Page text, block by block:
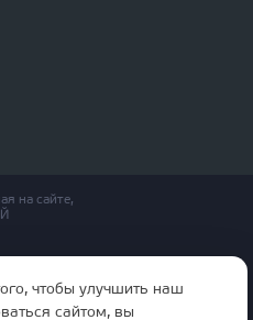
на сайте,
дверей
данных
данных
чтобы улучшить наш
сайтом, вы